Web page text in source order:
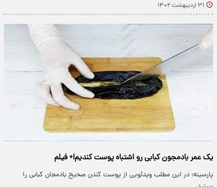
۳۱ اردیبهشت ۱۴۰۲
یک عمر بادمجون کبابی رو اشتباه پوست کندیم!+ فیلم
پارسینه: در این مطلب ویدئویی از پوست کندن صحیح بادمجان کبابی را